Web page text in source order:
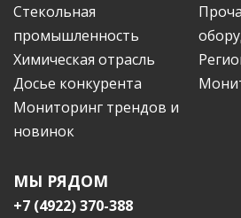
Стекольная
промышленность
Химическая отрасль
Досье конкурента
Мониторинг трендов и
новинок
МЫ РЯДОМ
+7 (4922) 370-388